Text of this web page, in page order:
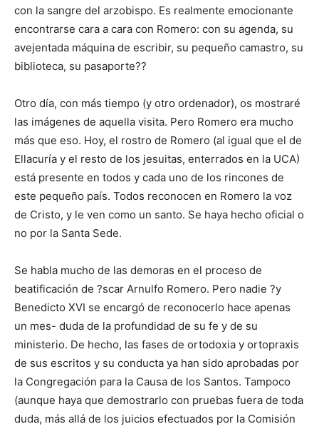
con la sangre del arzobispo. Es realmente emocionante
encontrarse cara a cara con Romero: con su agenda, su
avejentada máquina de escribir, su pequeño camastro, su
biblioteca, su pasaporte??
Otro día, con más tiempo (y otro ordenador), os mostraré
las imágenes de aquella visita. Pero Romero era mucho
más que eso. Hoy, el rostro de Romero (al igual que el de
Ellacuría y el resto de los jesuitas, enterrados en la UCA)
está presente en todos y cada uno de los rincones de
este pequeño país. Todos reconocen en Romero la voz
de Cristo, y le ven como un santo. Se haya hecho oficial o
no por la Santa Sede.
Se habla mucho de las demoras en el proceso de
beatificación de ?scar Arnulfo Romero. Pero nadie ?y
Benedicto XVI se encargó de reconocerlo hace apenas
un mes- duda de la profundidad de su fe y de su
ministerio. De hecho, las fases de ortodoxia y ortopraxis
de sus escritos y su conducta ya han sido aprobadas por
la Congregación para la Causa de los Santos. Tampoco
(aunque haya que demostrarlo con pruebas fuera de toda
duda, más allá de los juicios efectuados por la Comisión